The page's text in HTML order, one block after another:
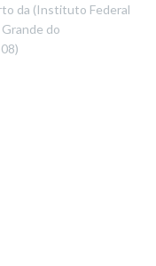
da (Instituto Federal
do
)